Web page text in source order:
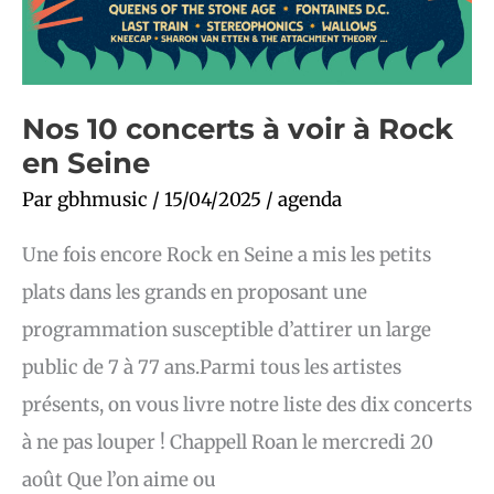
Nos 10 concerts à voir à Rock
en Seine
Par gbhmusic / 15/04/2025 / agenda
Une fois encore Rock en Seine a mis les petits
plats dans les grands en proposant une
programmation susceptible d’attirer un large
public de 7 à 77 ans.Parmi tous les artistes
présents, on vous livre notre liste des dix concerts
à ne pas louper ! Chappell Roan le mercredi 20
août Que l’on aime ou